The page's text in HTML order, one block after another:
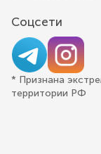
Соцсети
* Признана
территории РФ